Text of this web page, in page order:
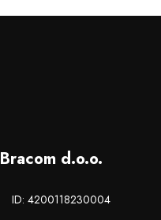
Bracom d.o.o.
ID: 4200118230004